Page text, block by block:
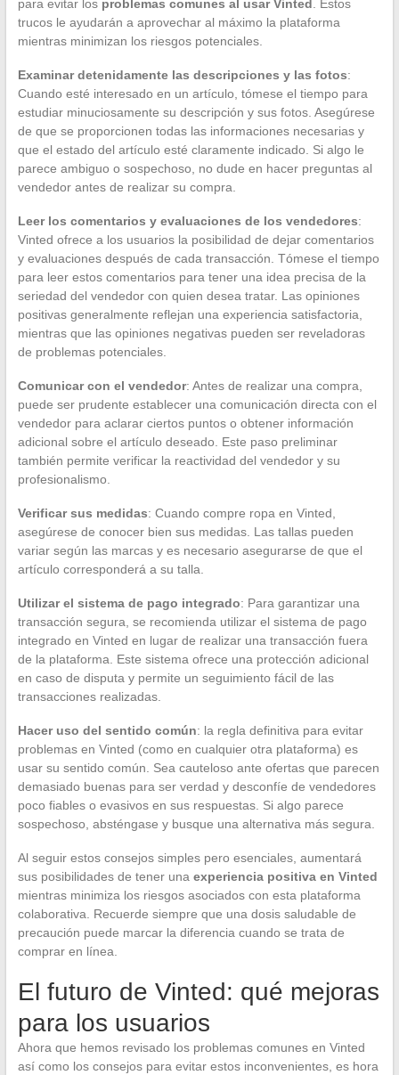
para evitar los problemas comunes al usar Vinted . Estos
trucos le ayudarán a aprovechar al máximo la plataforma
mientras minimizan los riesgos potenciales.
Examinar detenidamente las descripciones y las fotos:
Cuando esté interesado en un artículo, tómese el tiempo para
estudiar minuciosamente su descripción y sus fotos. Asegúrese
de que se proporcionen todas las informaciones necesarias y
que el estado del artículo esté claramente indicado. Si algo le
parece ambiguo o sospechoso, no dude en hacer preguntas al
vendedor antes de realizar su compra.
Leer los comentarios y evaluaciones de los vendedores:
Vinted ofrece a los usuarios la posibilidad de dejar comentarios
y evaluaciones después de cada transacción. Tómese el tiempo
para leer estos comentarios para tener una idea precisa de la
seriedad del vendedor con quien desea tratar. Las opiniones
positivas generalmente reflejan una experiencia satisfactoria,
mientras que las opiniones negativas pueden ser reveladoras
de problemas potenciales.
Comunicar con el vendedor: Antes de realizar una compra,
puede ser prudente establecer una comunicación directa con el
vendedor para aclarar ciertos puntos o obtener información
adicional sobre el artículo deseado. Este paso preliminar
también permite verificar la reactividad del vendedor y su
profesionalismo.
Verificar sus medidas: Cuando compre ropa en Vinted,
asegúrese de conocer bien sus medidas. Las tallas pueden
variar según las marcas y es necesario asegurarse de que el
artículo corresponderá a su talla.
Utilizar el sistema de pago integrado: Para garantizar una
transacción segura, se recomienda utilizar el sistema de pago
integrado en Vinted en lugar de realizar una transacción fuera
de la plataforma. Este sistema ofrece una protección adicional
en caso de disputa y permite un seguimiento fácil de las
transacciones realizadas.
Hacer uso del sentido común: la regla definitiva para evitar
problemas en Vinted (como en cualquier otra plataforma) es
usar su sentido común. Sea cauteloso ante ofertas que parecen
demasiado buenas para ser verdad y desconfíe de vendedores
poco fiables o evasivos en sus respuestas. Si algo parece
sospechoso, absténgase y busque una alternativa más segura.
Al seguir estos consejos simples pero esenciales, aumentará
sus posibilidades de tener una experiencia positiva en Vinted
mientras minimiza los riesgos asociados con esta plataforma
colaborativa. Recuerde siempre que una dosis saludable de
precaución puede marcar la diferencia cuando se trata de
comprar en línea.
El futuro de Vinted: qué mejoras
para los usuarios
Ahora que hemos revisado los problemas comunes en Vinted
así como los consejos para evitar estos inconvenientes, es hora